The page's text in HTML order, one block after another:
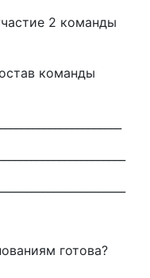
2 команды
команды
готова?